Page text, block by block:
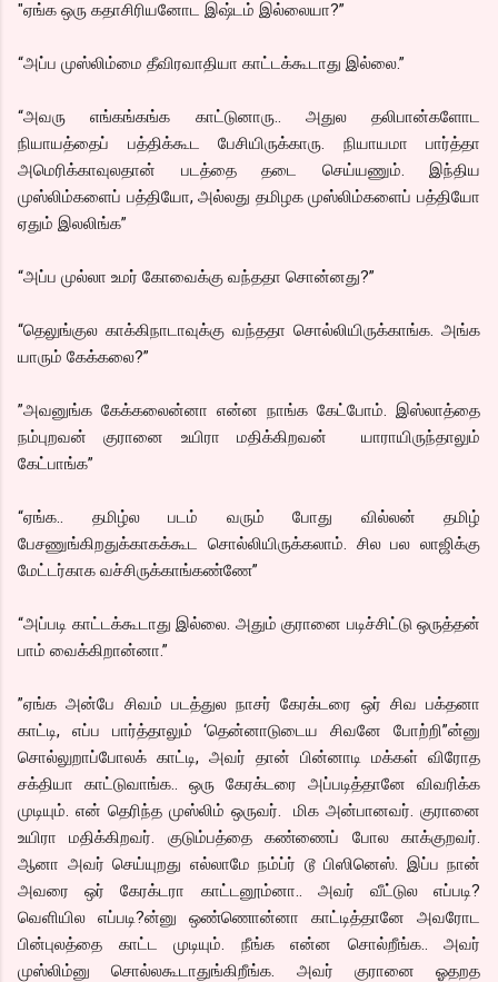
"ஏங்க ஒரு கதாசிரியனோட இஷ்டம் இல்லையா?”
“அப்ப முஸ்லிம்மை தீவிரவாதியா காட்டக்கூடாது இல்லை.”
“அவரு எங்கங்கங்க காட்டுனாரு.. அதுல தலிபான்களோட
நியாயத்தைப் பத்திக்கூட பேசியிருக்காரு. நியாயமா பார்த்தா
அமெரிக்காவுலதான் படத்தை தடை செய்யணும். இந்திய
முஸ்லிம்களைப் பத்தியோ, அல்லது தமிழக முஸ்லிம்களைப் பத்தியோ
ஏதும் இலலிங்க”
“அப்ப முல்லா உமர் கோவைக்கு வந்ததா சொன்னது?”
“தெலுங்குல காக்கிநாடாவுக்கு வந்ததா சொல்லியிருக்காங்க. அங்க
யாரும் கேக்கலை?”
”அவனுங்க கேக்கலைன்னா என்ன நாங்க கேட்போம். இஸ்லாத்தை
நம்புறவன் குரானை உயிரா மதிக்கிறவன் யாராயிருந்தாலும்
கேட்பாங்க”
“ஏங்க.. தமிழ்ல படம் வரும் போது வில்லன் தமிழ்
பேசணுங்கிறதுக்காகக்கூட சொல்லியிருக்கலாம். சில பல லாஜிக்கு
மேட்டர்காக வச்சிருக்காங்கண்ணே”
“அப்படி காட்டக்கூடாது இல்லை. அதும் குரானை படிச்சிட்டு ஒருத்தன்
பாம் வைக்கிறான்னா.”
”ஏங்க அன்பே சிவம் படத்துல நாசர் கேரக்டரை ஒர் சிவ பக்தனா
காட்டி, எப்ப பார்த்தாலும் ‘தென்னாடுடைய சிவனே போற்றி”ன்னு
சொல்லுறாப்போலக் காட்டி, அவர் தான் பின்னாடி மக்கள் விரோத
சக்தியா காட்டுவாங்க.. ஒரு கேரக்டரை அப்படித்தானே விவரிக்க
முடியும். என் தெரிந்த முஸ்லிம் ஒருவர். மிக அன்பானவர். குரானை
உயிரா மதிக்கிறவர். குடும்பத்தை கண்ணைப் போல காக்குறவர்.
ஆனா அவர் செய்யுறது எல்லாமே நம்ப்ர் டூ பிஸினெஸ். இப்ப நான்
அவரை ஒர் கேரக்டரா காட்டனூம்னா.. அவர் வீட்டுல எப்படி?
வெளியில எப்படி?ன்னு ஒண்ணொன்னா காட்டித்தானே அவரோட
பின்புலத்தை காட்ட முடியும். நீங்க என்ன சொல்றீங்க.. அவர்
முஸ்லிம்னு சொல்லகூடாதுங்கிறீங்க. அவர் குரானை ஓதறத